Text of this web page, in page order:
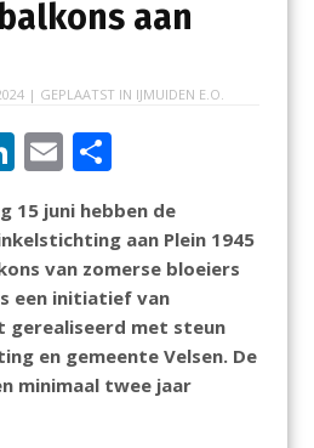
aan
| GEPLAATST IN IJMUIDEN E.O.
Li
k
e
dI
n
E
m
ai
l
D
el
e
n
15 juni hebben de
aan Plein 1945
van zomerse bloeiers
een initiatief van
gerealiseerd met steun
en gemeente Velsen. De
minimaal twee jaar